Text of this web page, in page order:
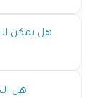
هل يمكن
هل